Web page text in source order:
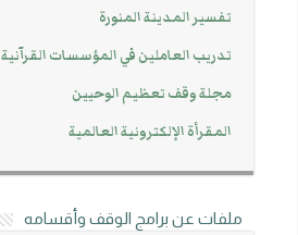
تفسير المدينة المنورة
تدريب العاملين في المؤسسات القرآنية
مجلة وقف تعظيم الوحيين
المقرأة الإلكترونية العالمية
ملفات عن برامج الوقف وأقسامه